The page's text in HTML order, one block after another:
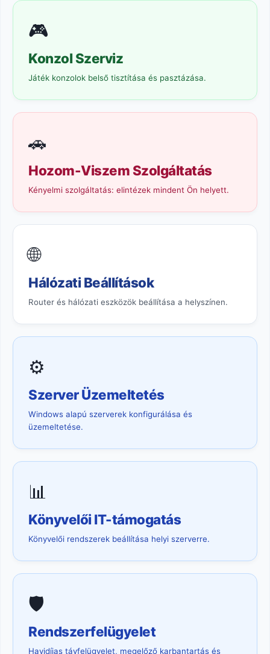
🎮
Konzol Szerviz
Játék konzolok belső tisztítása és pasztázása.
🚗
Hozom-Viszem Szolgáltatás
Kényelmi szolgáltatás: elintézek mindent Ön helyett.
🌐
Hálózati Beállítások
Router és hálózati eszközök beállítása a helyszínen.
⚙️
Szerver Üzemeltetés
Windows alapú szerverek konfigurálása és
üzemeltetése.
📊
Könyvelői IT-támogatás
Könyvelői rendszerek beállítása helyi szerverre.
🛡️
Rendszerfelügyelet
Havidíjas távfelügyelet, megelőző karbantartás és